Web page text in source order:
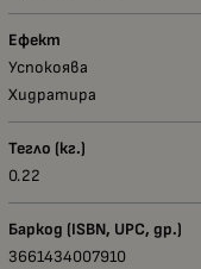
Ефект
Успокоява
Хидратира
Тегло (кг.)
0.22
Баркод (ISBN, UPC, др.)
3661434007910